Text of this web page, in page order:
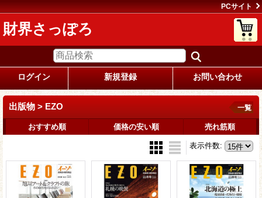
PCサイト
財界さっぽろ
ログイン 新規登録 お問い合わせ
出版物 > EZO 一覧
おすすめ順 価格の安い順 売れ筋順
表示件数: